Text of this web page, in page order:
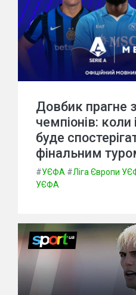
Довбик прагне
чемпіонів:
буде
фінальним
#УЄФА #Ліга Європи
УЄФА